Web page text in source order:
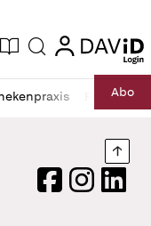
Ausgabe
Suche login
RechtAbo
FacebookInstagram